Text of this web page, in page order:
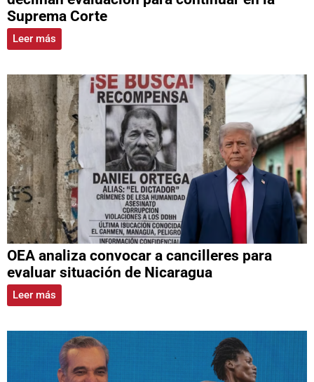
Suprema Corte
Leer más
OEA analiza convocar a cancilleres para
evaluar situación de Nicaragua
Leer más